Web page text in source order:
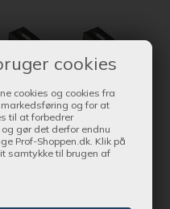
cookies
cookies og cookies fra
og for at
til at forbedrer
gør det derfor endnu
Prof-Shoppen.dk. Klik på
samtykke til brugen af
!
Ca. 1-3 dage